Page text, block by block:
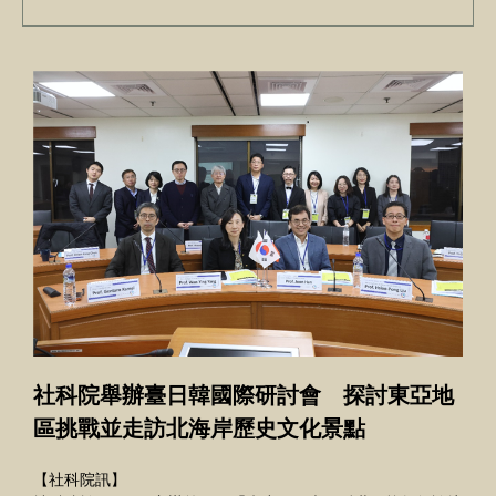
社科院舉辦臺日韓國際研討會 探討東亞地
區挑戰並走訪北海岸歷史文化景點
【社科院訊】